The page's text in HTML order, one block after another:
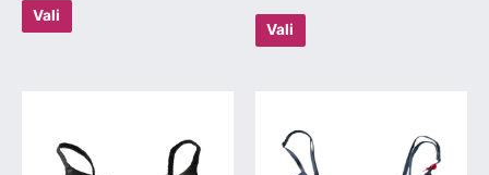
Vali
Vali
on
tootel
on